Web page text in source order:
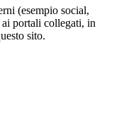
(esempio social,
portali collegati, in
sito.